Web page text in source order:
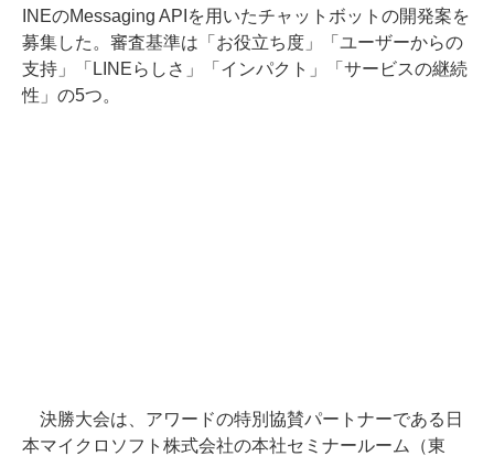
INEのMessaging APIを用いたチャットボットの開発案を
募集した。審査基準は「お役立ち度」「ユーザーからの
支持」「LINEらしさ」「インパクト」「サービスの継続
性」の5つ。
決勝大会は、アワードの特別協賛パートナーである日
本マイクロソフト株式会社の本社セミナールーム（東